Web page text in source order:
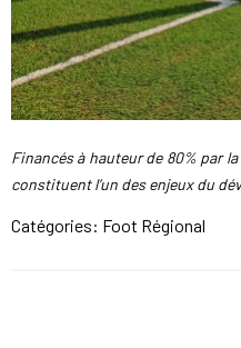
Financés à hauteur de 80% par
constituent l’un des enjeux du
Catégories: Foot Régional